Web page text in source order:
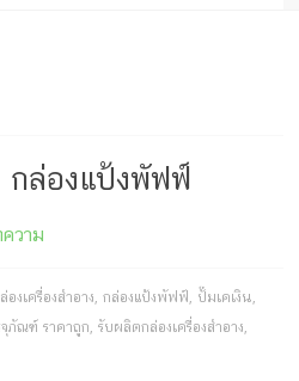
กล่องแป้งพัฟฟ์
วาม
องเครื่องสำอาง,กล่องแป้งพัฟฟ์ , ปั๊มเคเงิน,
ภัณฑ์ ราคาถูก,รับผลิตกล่องเครื่องสำอาง,